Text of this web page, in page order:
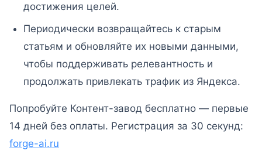
достижения целей.
Периодически возвращайтесь к старым
статьям и обновляйте их новыми данными,
чтобы поддерживать релевантность и
продолжать привлекать трафик из Яндекса.
Попробуйте Контент-завод бесплатно — первые
14 дней без оплаты. Регистрация за 30 секунд:
forge-ai.ru